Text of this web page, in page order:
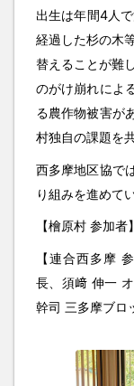
出生は年間4人
経過した杉の木
替えることが難
のがけ崩れによ
る農作物被害が
村独自の課題を
西多摩地区協で
り組みを進めて
【檜原村 参加
【連合西多摩
長、須﨑 伸一
幹司 三多摩ブロ